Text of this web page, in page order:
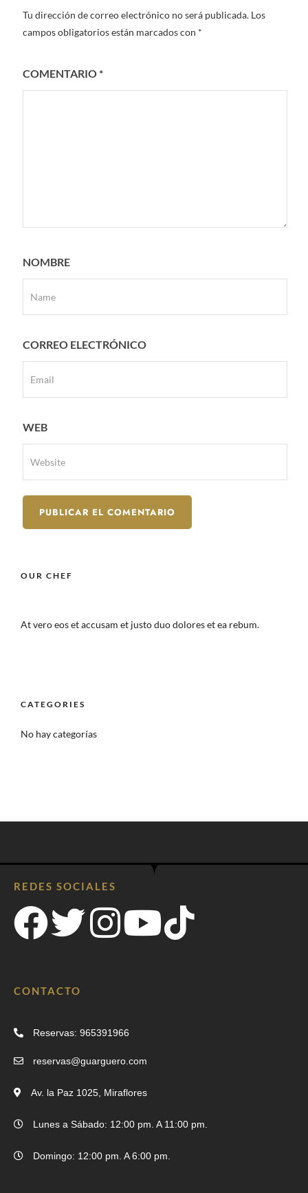
Tu dirección de correo electrónico no será publicada. Los
campos obligatorios están marcados con *
COMENTARIO*
NOMBRE
CORREO ELECTRÓNICO
WEB
OUR CHEF
At vero eos et accusam et justo duo dolores et ea rebum.
CATEGORIES
No hay categorías
REDES SOCIALES
CONTACTO
Reservas: 965391966
reservas@guarguero.com
Av. la Paz 1025, Miraflores
Lunes a Sábado: 12:00 pm. A 11:00 pm.
Domingo: 12:00 pm. A 6:00 pm.